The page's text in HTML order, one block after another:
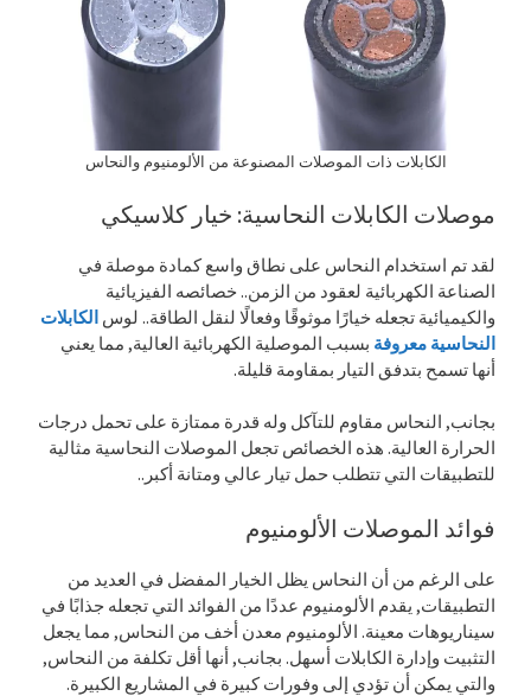
الكابلات ذات الموصلات المصنوعة من الألومنيوم والنحاس
موصلات الكابلات النحاسية: خيار كلاسيكي
لقد تم استخدام النحاس على نطاق واسع كمادة موصلة في
الصناعة الكهربائية لعقود من الزمن.. خصائصه الفيزيائية
والكيميائية تجعله خيارًا موثوقًا وفعالًا لنقل الطاقة.. لوس الكابلات
النحاسية معروفة بسبب الموصلية الكهربائية العالية, مما يعني
أنها تسمح بتدفق التيار بمقاومة قليلة.
بجانب, النحاس مقاوم للتآكل وله قدرة ممتازة على تحمل درجات
الحرارة العالية. هذه الخصائص تجعل الموصلات النحاسية مثالية
للتطبيقات التي تتطلب حمل تيار عالي ومتانة أكبر..
فوائد الموصلات الألومنيوم
على الرغم من أن النحاس يظل الخيار المفضل في العديد من
التطبيقات, يقدم الألومنيوم عددًا من الفوائد التي تجعله جذابًا في
سيناريوهات معينة. الألومنيوم معدن أخف من النحاس, مما يجعل
التثبيت وإدارة الكابلات أسهل. بجانب, أنها أقل تكلفة من النحاس,
والتي يمكن أن تؤدي إلى وفورات كبيرة في المشاريع الكبيرة.